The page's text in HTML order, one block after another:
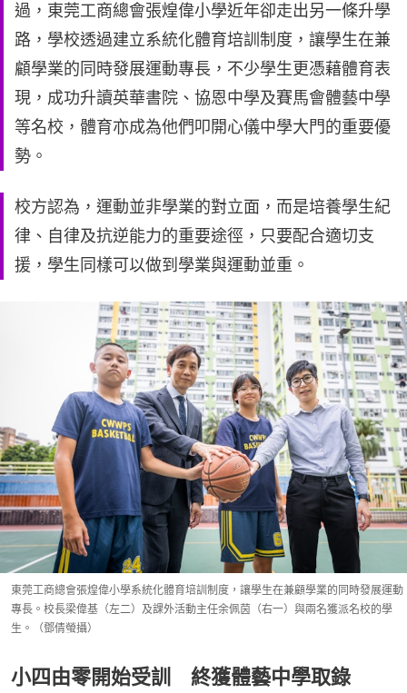
過，東莞工商總會張煌偉小學近年卻走出另一條升學
路，學校透過建立系統化體育培訓制度，讓學生在兼
顧學業的同時發展運動專長，不少學生更憑藉體育表
現，成功升讀英華書院、協恩中學及賽馬會體藝中學
等名校，體育亦成為他們叩開心儀中學大門的重要優
勢。
校方認為，運動並非學業的對立面，而是培養學生紀
律、自律及抗逆能力的重要途徑，只要配合適切支
援，學生同樣可以做到學業與運動並重。
東莞工商總會張煌偉小學系統化體育培訓制度，讓學生在兼顧學業的同時發展運動
專長。校長梁偉基（左二）及課外活動主任余佩茵（右一）與兩名獲派名校的學
生。（鄧倩螢攝）
小四由零開始受訓 終獲體藝中學取錄